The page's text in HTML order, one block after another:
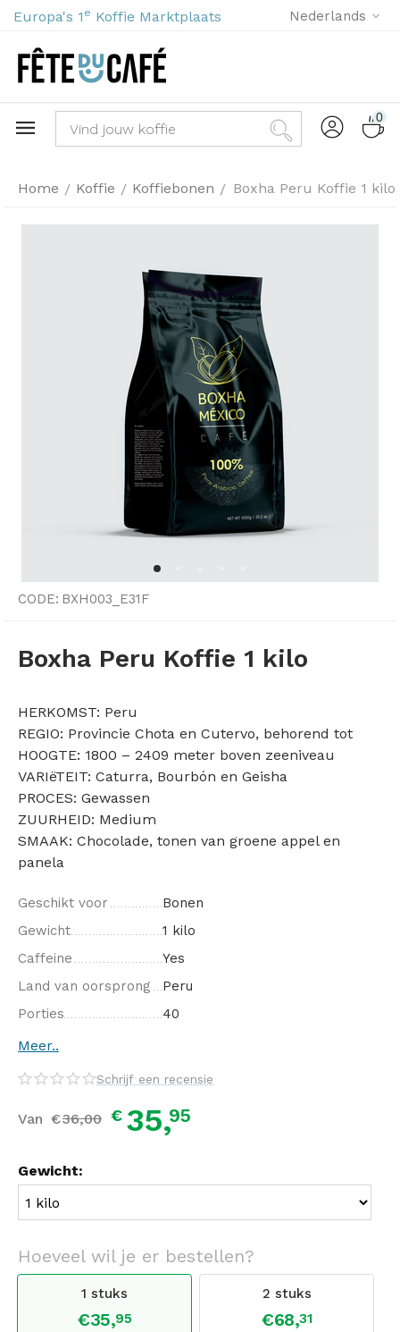
Europa's 1 e Koffie Marktplaats Nederlands
0
Home / Koffie / Koffiebonen / Boxha Peru Koffie 1 kilo
CODE: BXH003_E31F
Boxha Peru Koffie 1 kilo
HERKOMST: Peru
REGIO: Provincie Chota en Cutervo, behorend tot
HOOGTE: 1800 – 2409 meter boven zeeniveau
VARIëTEIT: Caturra, Bourbón en Geisha
PROCES: Gewassen
ZUURHEID: Medium
SMAAK: Chocolade, tonen van groene appel en
panela
Geschikt voor
Bonen
Gewicht
1 kilo
Caffeine
Yes
Land van oorsprong
Peru
Porties
40
Meer..
Schrijf een recensie
Van €36,00 € 35,95
Gewicht:
Hoeveel wil je er bestellen?
1 stuks
€35,95
2 stuks
€68,31